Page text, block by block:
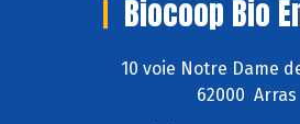
Biocoop Bio
10 voie Notre Dame
62000 Arras